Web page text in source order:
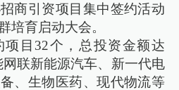
商引资项目集中签约活动
培育启动大会。
目32个，总投资金额达
联新能源汽车、新一代电
、生物医药、现代物流等